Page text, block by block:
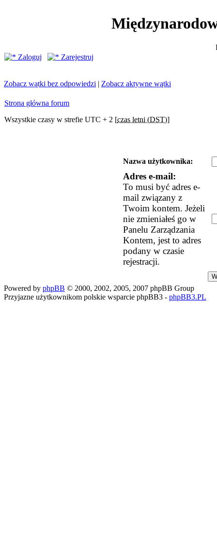
Zaloguj
Zarejestruj
Zobacz wątki bez odpowiedzi | Zobacz aktywne wątki
Strona główna forum
Wszystkie czasy w strefie UTC + 2 [czas letni (DST)]
Nazwa użytkownika:
Adres e-mail:
To musi być adres e-
mail związany z
Twoim kontem. Jeżeli
nie zmieniałeś go w
Panelu Zarządzania
Kontem, jest to adres
podany w czasie
rejestracji.
Powered by phpBB © 2000, 2002, 2005, 2007 phpBB Group
Przyjazne użytkownikom polskie wsparcie phpBB3 - phpBB3.PL